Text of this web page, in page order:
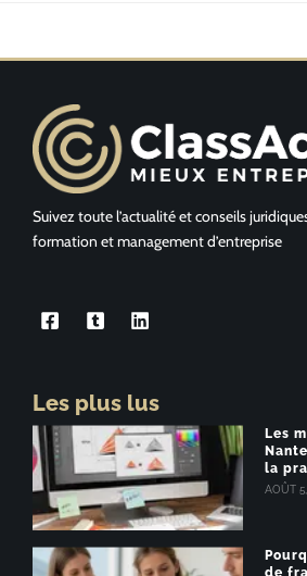
Suivez toute l’actualité et conseils
formation et management d’entreprise
Les plus lus
Les
la
AOÛT